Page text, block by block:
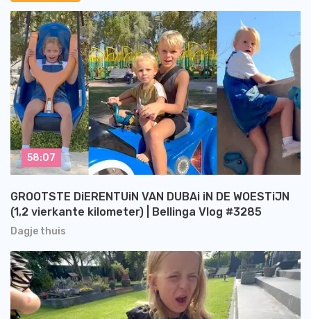
Dagje thuis
GROOTSTE DiERENTUiN VAN DUBAi iN DE WOESTiJN
(1,2 vierkante kilometer) | Bellinga Vlog #3285
58:07